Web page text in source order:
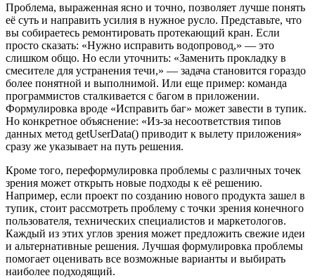
Проблема, выраженная ясно и точно, позволяет лучше понять
её суть и направить усилия в нужное русло. Представьте, что
вы собираетесь ремонтировать протекающий кран. Если
просто сказать: «Нужно исправить водопровод,» — это
слишком общо. Но если уточнить: «Заменить прокладку в
смесителе для устранения течи,» — задача становится гораздо
более понятной и выполнимой. Или еще пример: команда
программистов сталкивается с багом в приложении.
Формулировка вроде «Исправить баг» может завести в тупик.
Но конкретное объяснение: «Из-за несоответствия типов
данных метод getUserData() приводит к вылету приложения»
сразу же указывает на путь решения.
Кроме того, переформулировка проблемы с различных точек
зрения может открыть новые подходы к её решению.
Например, если проект по созданию нового продукта зашел в
тупик, стоит рассмотреть проблему с точки зрения конечного
пользователя, технических специалистов и маркетологов.
Каждый из этих углов зрения может предложить свежие идеи
и альтернативные решения. Лучшая формулировка проблемы
помогает оценивать все возможные варианты и выбирать
наиболее подходящий.